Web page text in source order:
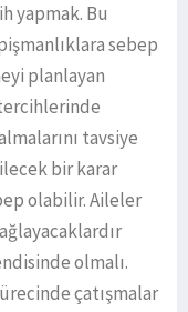
yapmak. Bu
sebep
planlayan
tavsiye
bir karar
olabilir. Aileler
olmalı.
çatışmalar